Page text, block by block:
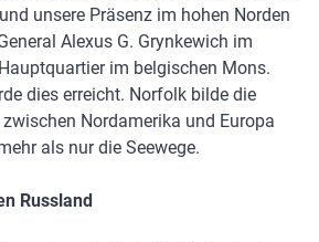
unsere Präsenz im hohen Norden
Alexus G. Grynkewich im
im belgischen Mons.
dies erreicht. Norfolk bilde die
Nordamerika und Europa
als nur die Seewege.
Russland